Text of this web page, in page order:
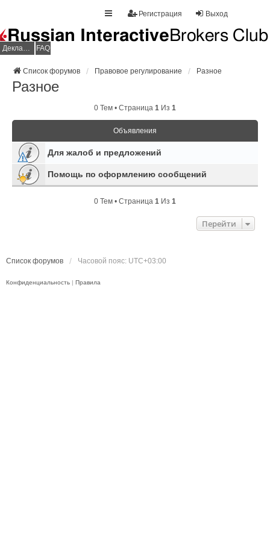
Выход
Регистрация
Декларация НДФЛ FAQ
Список форумов Правовое регулирование Разное
Разное
0 Тем • Страница 1 Из 1
Объявления
Для жалоб и предложений
Помощь по оформлению сообщений
0 Тем • Страница 1 Из 1
Перейти
Список форумов Часовой пояс: UTC+03:00
Конфиденциальность | Правила